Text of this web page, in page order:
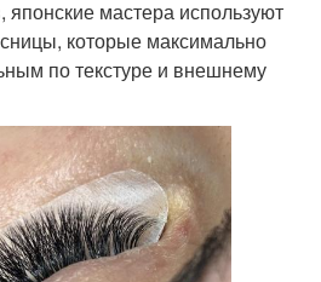
мастера используют
которые максимально
по текстуре и внешнему